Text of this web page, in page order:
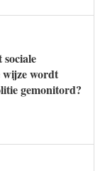
wijze wordt
gemonitord?